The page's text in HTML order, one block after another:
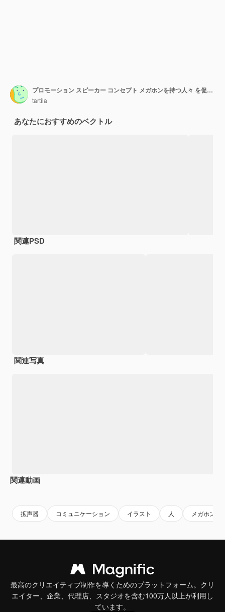
プロモーション スピーカー コンセプト メガホンを持つ人々 を促進する人前で話すデジタル マーケティング プレゼンテーション バナー デザイン ベクトル図を発表します。
tartila
あなたにおすすめのベクトル
関連PSD
関連写真
関連動画
拡声器 コミュニケーション イラスト 人 メガホン
最高のクリエイティブ制作を導くためのプラットフォーム。クリ
エイター、企業、代理店、スタジオを含む100万人以上が利用し
ています。